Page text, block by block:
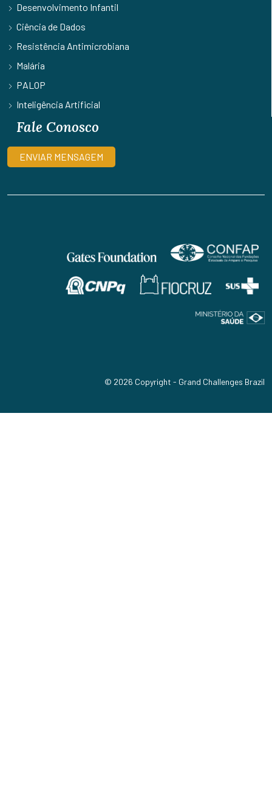
Desenvolvimento Infantil
Ciência de Dados
Resistência Antimicrobiana
Malária
PALOP
Inteligência Artificial
Fale Conosco
ENVIAR MENSAGEM
© 2026 Copyright - Grand Challenges Brazil